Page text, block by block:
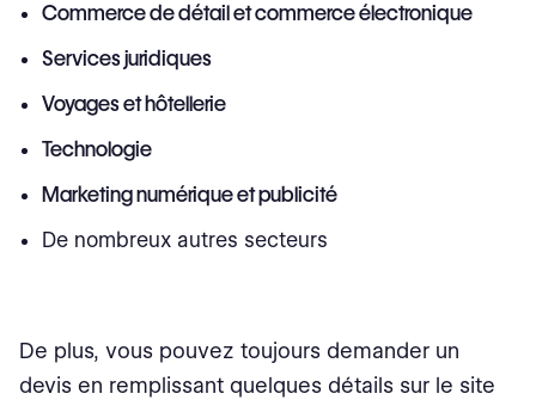
Commerce de détail et commerce électronique
Services juridiques
Voyages et hôtellerie
Technologie
Marketing numérique et publicité
De nombreux autres secteurs
De plus, vous pouvez toujours demander un
devis en remplissant quelques détails sur le site